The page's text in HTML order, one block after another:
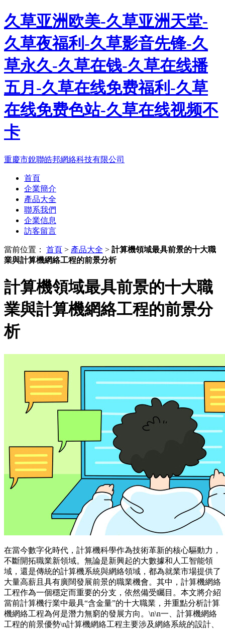
久草亚洲欧美-久草亚洲天堂-
久草夜福利-久草影音先锋-久
草永久-久草在钱-久草在线播
五月-久草在线免费福利-久草
在线免费色站-久草在线视频不
卡
重慶市銳聯皓邦網絡科技有限公司
首頁
企業簡介
產品大全
聯系我們
企業信息
訪客留言
當前位置： 首頁 > 產品大全 > 計算機領域最具前景的十大職
業與計算機網絡工程的前景分析
計算機領域最具前景的十大職
業與計算機網絡工程的前景分
析
在當今數字化時代，計算機科學作為技術革新的核心驅動力，
不斷開拓職業新領域。無論是新興起的大數據和人工智能領
域，還是傳統的計算機系統與網絡領域，都為就業市場提供了
大量高薪且具有廣闊發展前景的職業機會。其中，計算機網絡
工程作為一個穩定而重要的分支，依然備受矚目。本文將介紹
當前計算機行業中最具“含金量”的十大職業，并重點分析計算
機網絡工程為何是潛力無窮的發展方向。\n\n一、計算機網絡
工程的前景優勢\n計算機網絡工程主要涉及網絡系統的設計、